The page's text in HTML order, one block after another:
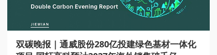
双碳晚报｜通威股份280亿投建绿色基材一体化